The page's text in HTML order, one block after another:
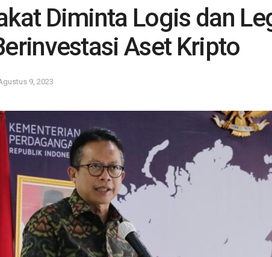
Diminta Logis dan
Aset Kripto
9, 2023